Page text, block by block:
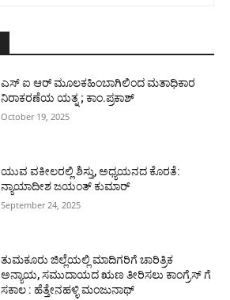
ಎಸ್ ಐ ಆರ್ ಮೂಲಕಹಿಂಬಾಗಿಲಿಂದ ಮತಾಧಿಕಾರ
ನಿರಾಕರಣೆಯ ಯತ್ನ ; ಕಾಂ.ಪ್ರಕಾಶ್
October 19, 2025
ಯುವ ವಕೀಲರಲ್ಲಿ ಶಿಸ್ತು, ಅಧ್ಯಯನದ ಕೊರತೆ:
ನ್ಯಾಯಾದೀಶ ಜಯಂತ್ ಕುಮಾರ್
September 24, 2025
ತುಮಕೂರು ಜಿಲ್ಲೆಯಲ್ಲಿ ಮಾದಿಗರಿಗೆ ಚಾರಿತ್ರಿಕ
ಅನ್ಯಾಯ, ಸಮುದಾಯದ ಋಣ ತೀರಿಸಲು ಕಾಂಗ್ರೆಸ್ ಗೆ
ಸಕಾಲ : ಹೆತ್ತೇನಹಳ್ಳಿ ಮಂಜುನಾಥ್